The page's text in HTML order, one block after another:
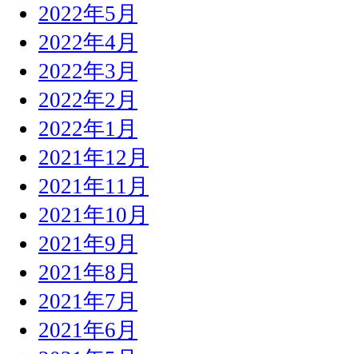
2022年5月
2022年4月
2022年3月
2022年2月
2022年1月
2021年12月
2021年11月
2021年10月
2021年9月
2021年8月
2021年7月
2021年6月